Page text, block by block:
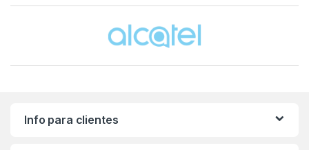
Brands Carousel
Info para clientes